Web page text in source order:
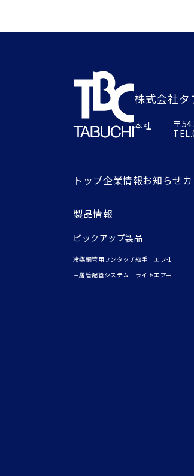
株式会社タ
本社
〒
TEL.
トップ企業情報お知らせ
製品情報
ピックアップ製品
冷媒銅管用ワンタッチ継手 エフ-1
三層管配管システム ライトエアー